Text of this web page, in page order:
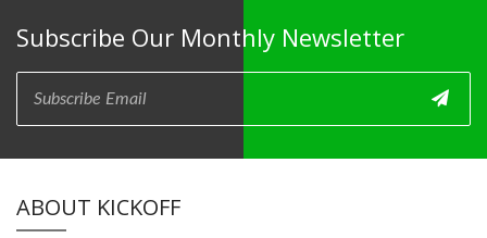
Subscribe Our Monthly Newsletter
ABOUT KICKOFF